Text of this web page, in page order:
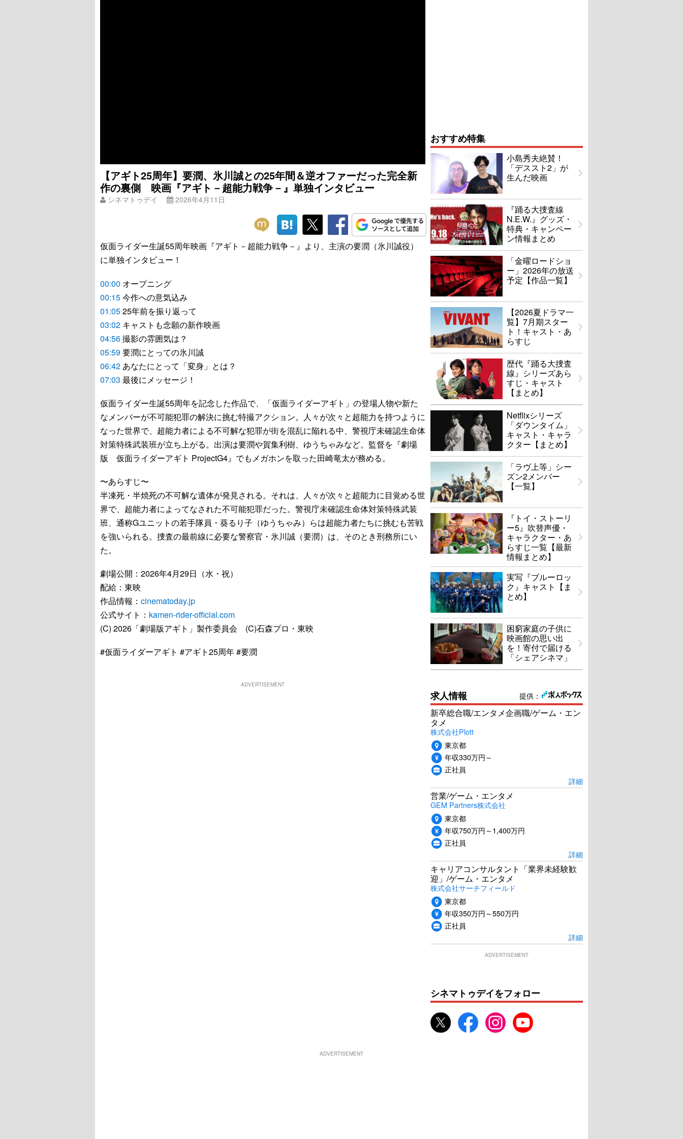
【アギト25周年】要潤、氷川誠との25年間＆逆オファーだった完全新
作の裏側 映画『アギト－超能力戦争－』単独インタビュー
シネマトゥデイ 2026年4月11日
仮面ライダー生誕55周年映画『アギト－超能力戦争－』より、主演の要潤（氷川誠役）
に単独インタビュー！
00:00 オープニング
00:15今作への意気込み
01:0525年前を振り返って
03:02 キャストも念願の新作映画
04:56撮影の雰囲気は？
05:59要潤にとっての氷川誠
06:42 あなたにとって「変身」とは？
07:03 最後にメッセージ！
仮面ライダー生誕55周年を記念した作品で、「仮面ライダーアギト」の登場人物や新た
なメンバーが不可能犯罪の解決に挑む特撮アクション。人々が次々と超能力を持つように
なった世界で、超能力者による不可解な犯罪が街を混乱に陥れる中、警視庁未確認生命体
対策特殊武装班が立ち上がる。出演は要潤や賀集利樹、ゆうちゃみなど。監督を『劇場
版 仮面ライダーアギト ProjectG4』でもメガホンを取った田崎竜太が務める。
〜あらすじ〜
半凍死・半焼死の不可解な遺体が発見される。それは、人々が次々と超能力に目覚める世
界で、超能力者によってなされた不可能犯罪だった。警視庁未確認生命体対策特殊武装
班、通称Gユニットの若手隊員・葵るり子（ゆうちゃみ）らは超能力者たちに挑むも苦戦
を強いられる。捜査の最前線に必要な警察官・氷川誠（要潤）は、そのとき刑務所にい
た。
劇場公開：2026年4月29日（水・祝）
配給：東映
作品情報： cinematoday.jp
公式サイト： kamen-rider-official.com
(C) 2026「劇場版アギト」製作委員会 (C)石森プロ・東映
#仮面ライダーアギト #アギト25周年 #要潤
ADVERTISEMENT
おすすめ特集
小島秀夫絶賛！
「デススト2」が
生んだ映画
『踊る大捜査線
N.E.W.』グッズ・
特典・キャンペー
ン情報まとめ
「金曜ロードショ
ー」2026年の放送
予定【作品一覧】
【2026夏ドラマ一
覧】7月期スター
ト！キャスト・あ
らすじ
歴代『踊る大捜査
線』シリーズあら
すじ・キャスト
【まとめ】
Netflixシリーズ
「ダウンタイム」
キャスト・キャラ
クター【まとめ】
「ラヴ上等」シー
ズン2メンバー
【一覧】
『トイ・ストーリ
ー5』吹替声優・
キャラクター・あ
らすじ一覧【最新
情報まとめ】
実写『ブルーロッ
ク』キャスト【ま
とめ】
困窮家庭の子供に
映画館の思い出
を！寄付で届ける
「シェアシネマ」
提供：
求人情報
新卒総合職/エンタメ企画職/ゲーム・エン
タメ
株式会社Plott
東京都
年収330万円～
正社員
詳細
営業/ゲーム・エンタメ
GEM Partners株式会社
東京都
年収750万円～1,400万円
正社員
詳細
キャリアコンサルタント「業界未経験歓
迎」/ゲーム・エンタメ
株式会社サーチフィールド
東京都
年収350万円～550万円
正社員
詳細
ADVERTISEMENT
シネマトゥデイをフォロー
ADVERTISEMENT